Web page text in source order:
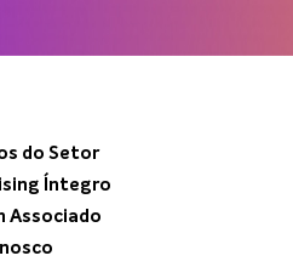
do Setor
Íntegro
Associado